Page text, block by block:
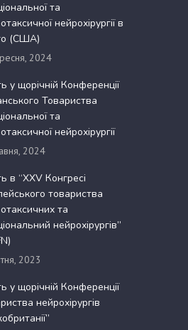
та
нейрохірургії в
(США)
2024
у щорічній Конференції
Товариства
та
нейрохірургії
2024
в “XXV Конгресі
товариства
та
нейрохірургів”
2023
у щорічній Конференції
нейрохірургів